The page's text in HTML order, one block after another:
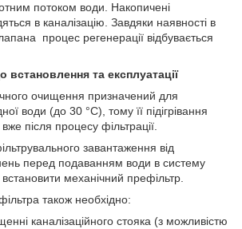
потоком води. Накопичені
в каналізацію. Завдяки наявності в
процес регенерації відбувається
встановлення та експлуатації
очищення призначений для
води (до 30 °C), тому її підігрівання
після процесу фільтрації.
завантаження від
перед подаванням води в систему
механічний префільтр.
також необхідно:
каналізаційного стояка (з можливістю